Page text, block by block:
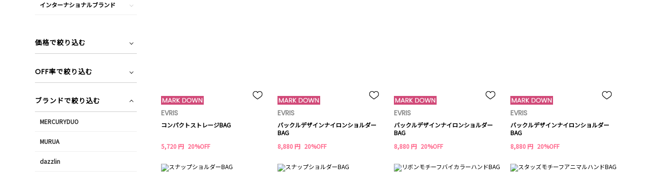
EVRIS
コンパクトストレージBAG
5,720 円 20%OFF
EVRIS
バックルデザインナイロンショルダー
BAG
8,880 円 20%OFF
EVRIS
バックルデザインナイロンショルダー
BAG
8,880 円 20%OFF
EVRIS
バックルデザインナイロンショルダー
BAG
8,880 円 20%OFF
インターナショナルブランド
価格で絞り込む
OFF率で絞り込む
ブランドで絞り込む
MERCURYDUO
MURUA
dazzlin